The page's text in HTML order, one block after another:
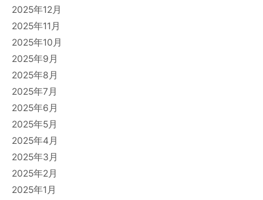
2025年12月
2025年11月
2025年10月
2025年9月
2025年8月
2025年7月
2025年6月
2025年5月
2025年4月
2025年3月
2025年2月
2025年1月